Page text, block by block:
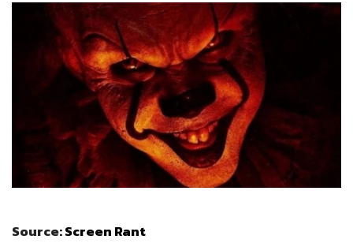
Source:Screen Rant